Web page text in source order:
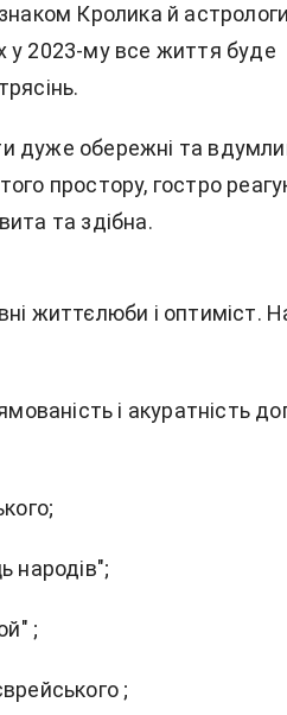
Кролика й астрологи
2023-му все життя буде
дуже обережні та
простору, гостро
та здібна.
життєлюби і оптиміст.
і акуратність
народів";
;
;